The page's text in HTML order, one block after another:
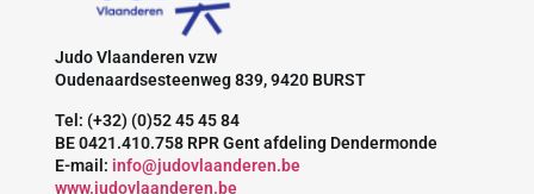
Judo Vlaanderen vzw
Oudenaardsesteenweg 839, 9420 BURST
Tel: (+32) (0)52 45 45 84
BE 0421.410.758 RPR Gent afdeling Dendermonde
E-mail: info@judovlaanderen.be
www.judovlaanderen.be